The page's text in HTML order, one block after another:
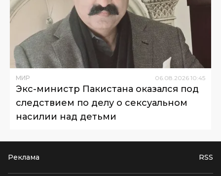
МИР 06.08.2026 10:45
Экс-министр Пакистана оказался под
следствием по делу о сексуальном
насилии над детьми
Реклама RSS